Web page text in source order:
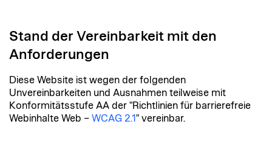
Stand der Vereinbarkeit mit den
Anforderungen
Diese Website ist wegen der folgenden
Unvereinbarkeiten und Ausnahmen teilweise mit
Konformitätsstufe AA der "Richtlinien für barrierefreie
Webinhalte Web – WCAG 2.1" vereinbar.